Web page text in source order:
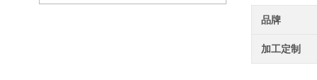
品牌
加工定制